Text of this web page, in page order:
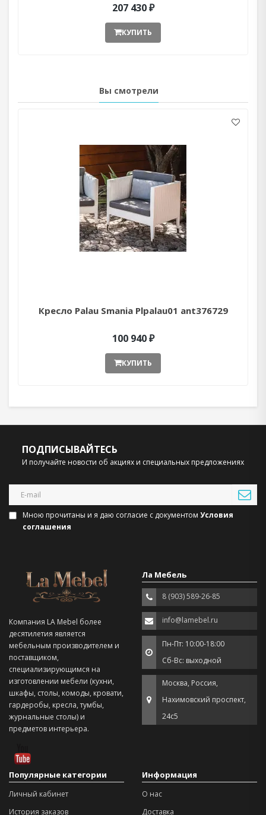
207 430 ₽
КУПИТЬ
Вы смотрели
Кресло Palau Smania Plpalau01 ant376729
100 940 ₽
КУПИТЬ
ПОДПИСЫВАЙТЕСЬ
И получайте новости об акциях и специальных предложениях
Мною прочитаны и я даю согласие с документом Условия
соглашения
Компания LA Mebel более
десятилетия является
мебельным производителем и
поставщиком,
специализирующимся на
изготовлении мебели (кухни,
шкафы, столы, комоды, кровати,
гардеробы, кресла, тумбы,
журнальные столы) и
предметов интерьера.
Ла Мебель
8 (903) 589-26-85
info@lamebel.ru
Пн-Пт: 10:00-18:00
Сб-Вс: выходной
Москва, Россия,
Нахимовский проспект,
24с5
Популярные категории
Личный кабинет
История заказов
Информация
О нас
Доставка